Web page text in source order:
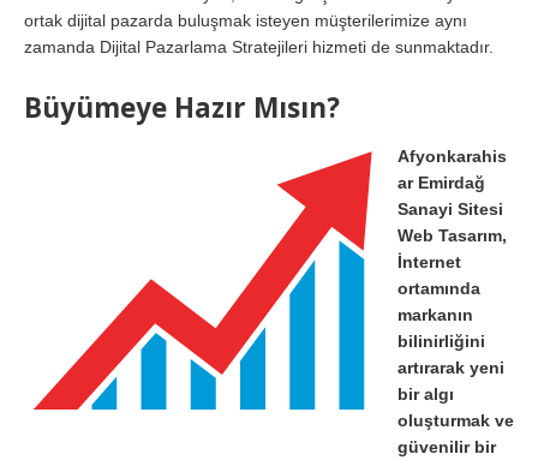
ortak dijital pazarda buluşmak isteyen müşterilerimize aynı
zamanda Dijital Pazarlama Stratejileri hizmeti de sunmaktadır.
Büyümeye Hazır Mısın?
Afyonkarahis
ar Emirdağ
Sanayi Sitesi
Web Tasarım,
İnternet
ortamında
markanın
bilinirliğini
artırarak yeni
bir algı
oluşturmak ve
güvenilir bir